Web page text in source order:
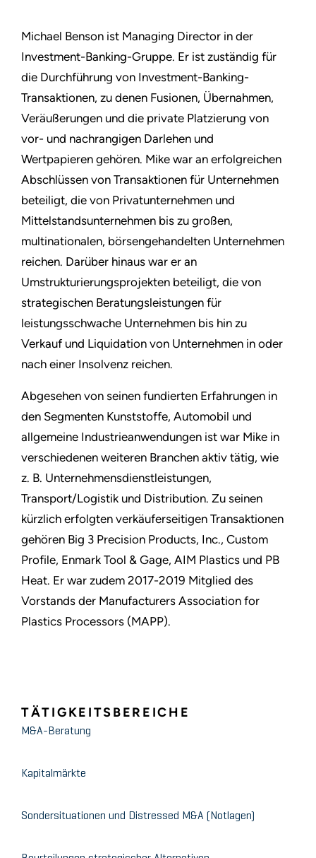
Michael Benson ist Managing Director in der
Investment-Banking-Gruppe. Er ist zuständig für
die Durchführung von Investment-Banking-
Transaktionen, zu denen Fusionen, Übernahmen,
Veräußerungen und die private Platzierung von
vor- und nachrangigen Darlehen und
Wertpapieren gehören. Mike war an erfolgreichen
Abschlüssen von Transaktionen für Unternehmen
beteiligt, die von Privatunternehmen und
Mittelstandsunternehmen bis zu großen,
multinationalen, börsengehandelten Unternehmen
reichen. Darüber hinaus war er an
Umstrukturierungsprojekten beteiligt, die von
strategischen Beratungsleistungen für
leistungsschwache Unternehmen bis hin zu
Verkauf und Liquidation von Unternehmen in oder
nach einer Insolvenz reichen.
Abgesehen von seinen fundierten Erfahrungen in
den Segmenten Kunststoffe, Automobil und
allgemeine Industrieanwendungen ist war Mike in
verschiedenen weiteren Branchen aktiv tätig, wie
z. B. Unternehmensdienstleistungen,
Transport/Logistik und Distribution. Zu seinen
kürzlich erfolgten verkäuferseitigen Transaktionen
gehören Big 3 Precision Products, Inc., Custom
Profile, Enmark Tool & Gage, AIM Plastics und PB
Heat. Er war zudem 2017-2019 Mitglied des
Vorstands der Manufacturers Association for
Plastics Processors (MAPP).
TÄTIGKEITSBEREICHE
M&A-Beratung
Kapitalmärkte
Sondersituationen und Distressed M&A (Notlagen)